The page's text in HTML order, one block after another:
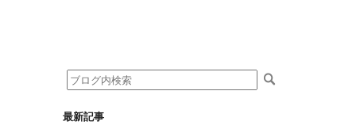
最新記事